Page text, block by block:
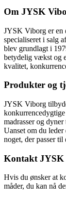
Om JYSK
JYSK Viborg er en
specialiseret i salg
blev grundlagt i
betydelig vækst og
kvalitet,
Produkter og
JYSK Viborg
madrasser og
Uanset om du
noget, der passer
Kontakt JYSK
Hvis du ønsker at
måder, du kan nå